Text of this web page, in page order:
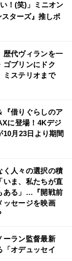
！(笑)」ミニオン
ターズ』推しポ
歴代ヴィランを一
ゴブリンにドク
ミステリオまで
『借りぐらしのア
に登場！4Kデジ
月23日より期間
く人々の選択の積
いま、私たちが直
ある」…『開戦前
ッセージを映画
ーラン監督最新
「オデュッセイ